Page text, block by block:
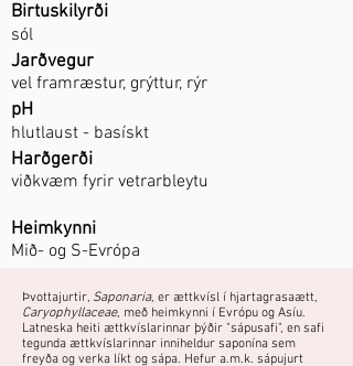
Birtuskilyrði
sól
Jarðvegur
vel framræstur, grýttur, rýr
pH
hlutlaust - basískt
Harðgerði
viðkvæm fyrir vetrarbleytu
Heimkynni
Mið- og S-Evrópa
Þvottajurtir, Saponaria, er ættkvísl í hjartagrasaætt,
Caryophyllaceae, með heimkynni í Evrópu og Asíu.
Latneska heiti ættkvíslarinnar þýðir "sápusafi", en safi
tegunda ættkvíslarinnar inniheldur saponína sem
freyða og verka líkt og sápa. Hefur a.m.k. sápujurt